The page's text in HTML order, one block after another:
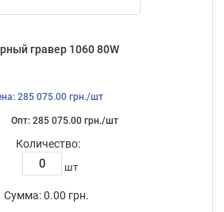
гравер 1060 80W
285 075.00 грн./шт
Опт: 285 075.00 грн./шт
Количество:
шт
Сумма: 0.00 грн.